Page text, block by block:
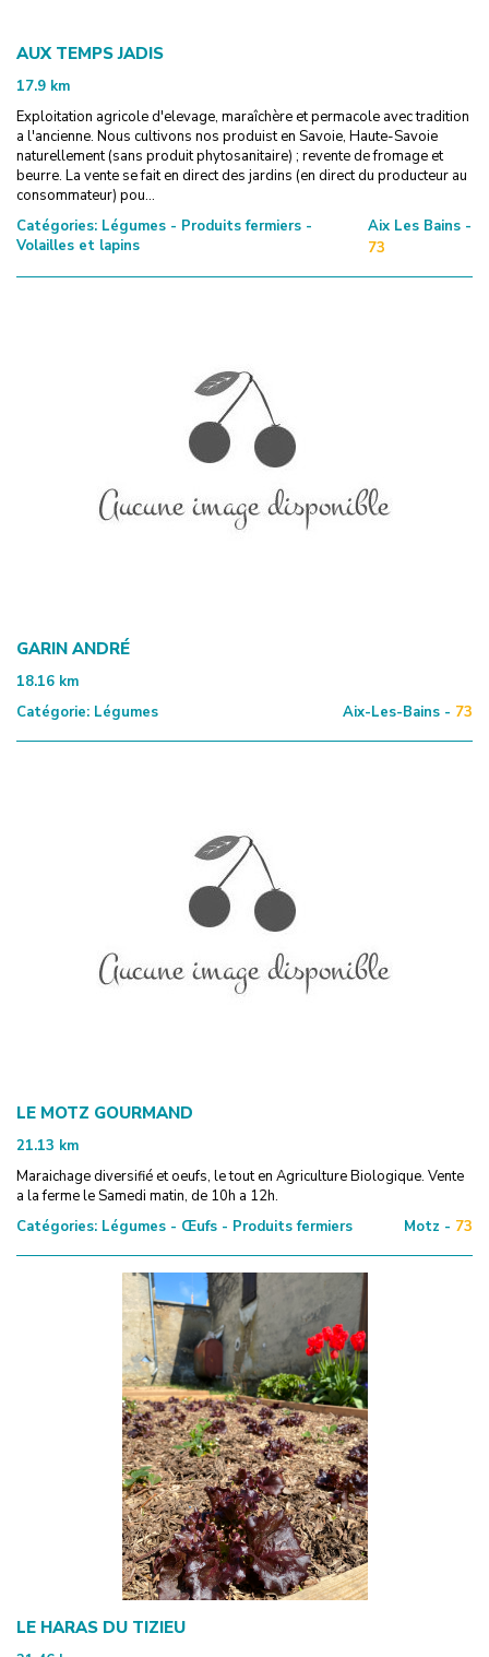
AUX TEMPS JADIS
17.9 km
Exploitation agricole d'elevage, maraîchère et permacole avec tradition
a l'ancienne. Nous cultivons nos produist en Savoie, Haute-Savoie
naturellement (sans produit phytosanitaire) ; revente de fromage et
beurre. La vente se fait en direct des jardins (en direct du producteur au
consommateur) pou...
Catégories: Légumes - Produits fermiers -
Volailles et lapins
Aix Les Bains -
73
GARIN ANDRÉ
18.16 km
Catégorie: Légumes Aix-Les-Bains - 73
LE MOTZ GOURMAND
21.13 km
Maraichage diversifié et oeufs, le tout en Agriculture Biologique. Vente
a la ferme le Samedi matin, de 10h a 12h.
Catégories: Légumes - Œufs - Produits fermiers Motz - 73
LE HARAS DU TIZIEU